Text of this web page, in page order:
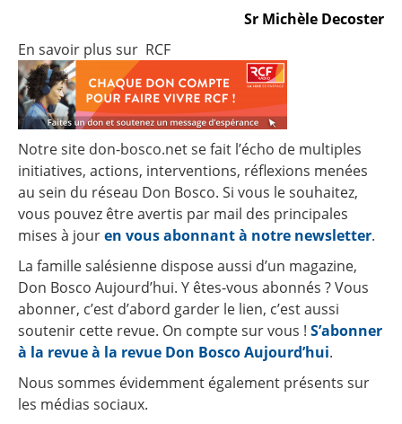
Sr Michèle Decoster
En savoir plus sur RCF
Notre site don-bosco.net se fait l’écho de multiples
initiatives, actions, interventions, réflexions menées
au sein du réseau Don Bosco. Si vous le souhaitez,
vous pouvez être avertis par mail des principales
mises à jouren vous abonnant à notre newsletter.
La famille salésienne dispose aussi d’un magazine,
Don Bosco Aujourd’hui. Y êtes-vous abonnés ? Vous
abonner, c’est d’abord garder le lien, c’est aussi
soutenir cette revue. On compte sur vous ! S’abonner
à la revue à la revue Don Bosco Aujourd’hui.
Nous sommes évidemment également présents sur
les médias sociaux.